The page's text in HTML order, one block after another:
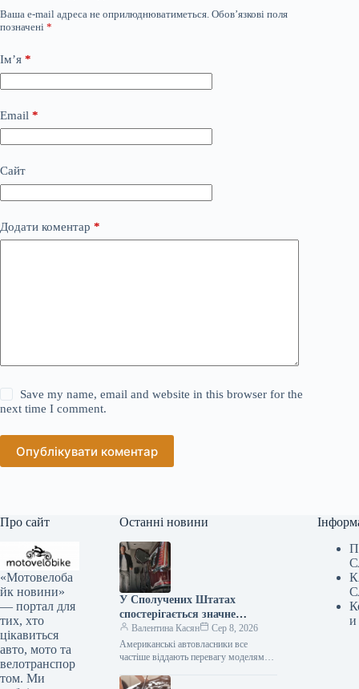
Ваша e-mail адреса не оприлюднюватиметься. Обов’язкові поля
позначені *
Ім’я *
Email *
Сайт
Додати коментар *
Save my name, email and website in this browser for the
next time I comment.
Опублікувати коментар
Про сайт
«Мотовелоба
йк новини»
— портал для
тих, хто
цікавиться
авто, мото та
велотранспор
том. Ми
Останні новини
У Сполучених Штатах
спостерігається значне
зниження популярності
елітних автомобілів.
Валентина Касян
Сер 8, 2026
Американські автовласники все
частіше віддають перевагу моделям
аніж автомобілям преміум-класу. Дані,
и